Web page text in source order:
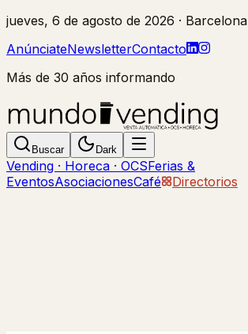
jueves, 6 de agosto de 2026 · Barcelona
AnúnciateNewsletterContacto
Más de 30 años informando
Buscar Dark
Vending · Horeca · OCSFerias &
EventosAsociacionesCafé Directorios